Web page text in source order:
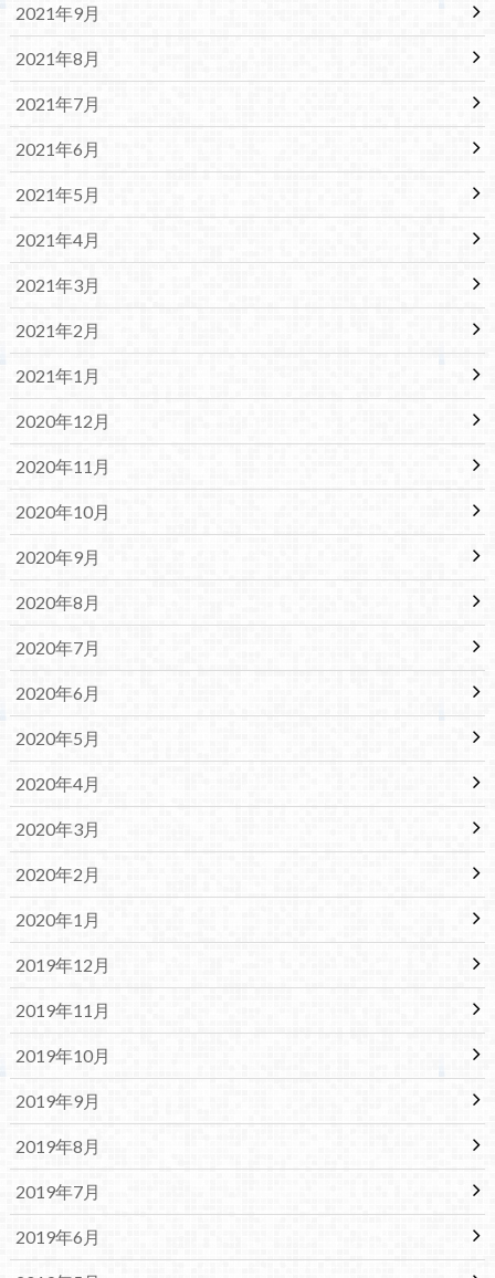
2021年9月
2021年8月
2021年7月
2021年6月
2021年5月
2021年4月
2021年3月
2021年2月
2021年1月
2020年12月
2020年11月
2020年10月
2020年9月
2020年8月
2020年7月
2020年6月
2020年5月
2020年4月
2020年3月
2020年2月
2020年1月
2019年12月
2019年11月
2019年10月
2019年9月
2019年8月
2019年7月
2019年6月